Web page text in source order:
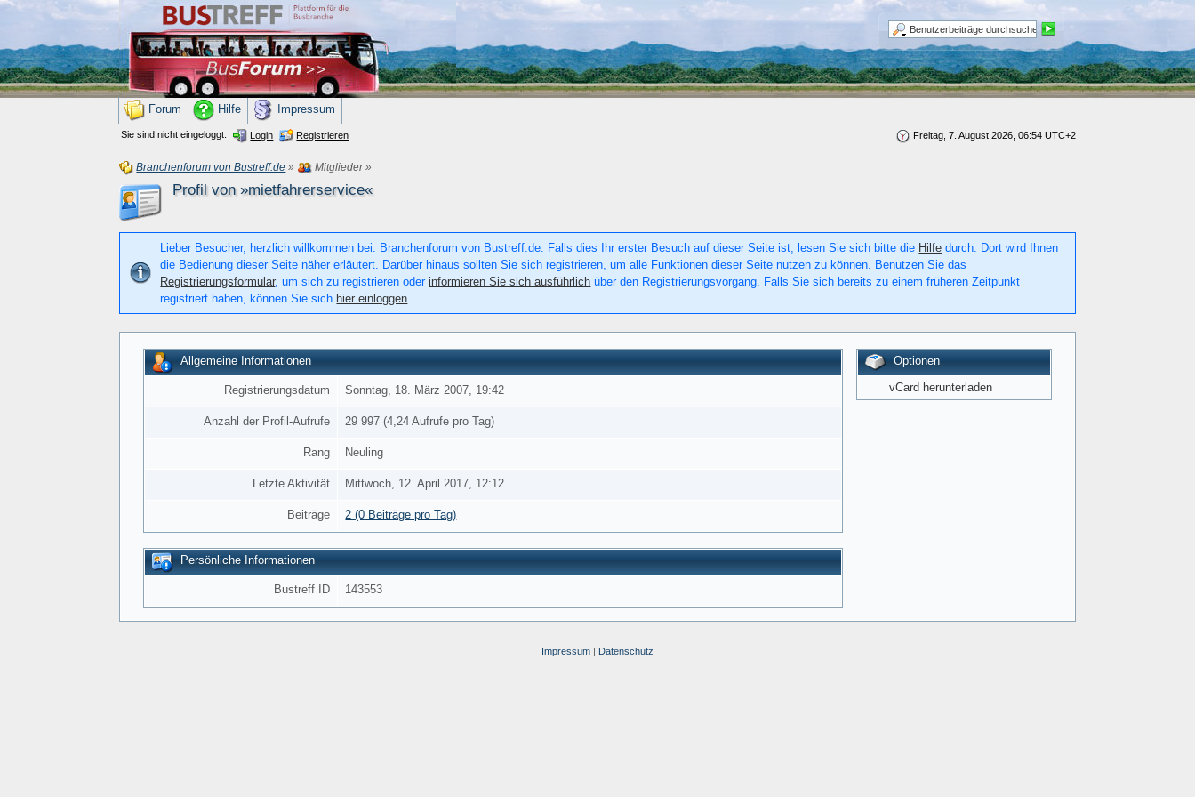
Forum Hilfe Impressum
Freitag, 7. August 2026, 06:54 UTC+2
Sie sind nicht eingeloggt. Login Registrieren
Branchenforum von Bustreff.de » Mitglieder»
Profil von »mietfahrerservice«
Lieber Besucher, herzlich willkommen bei: Branchenforum von Bustreff.de. Falls dies Ihr erster Besuch auf dieser Seite ist, lesen Sie sich bitte die Hilfe durch. Dort wird Ihnen
die Bedienung dieser Seite näher erläutert. Darüber hinaus sollten Sie sich registrieren, um alle Funktionen dieser Seite nutzen zu können. Benutzen Sie das
Registrierungsformular, um sich zu registrieren oderinformieren Sie sich ausführlich über den Registrierungsvorgang. Falls Sie sich bereits zu einem früheren Zeitpunkt
registriert haben, können Sie sich hier einloggen.
Optionen
vCard herunterladen
Allgemeine Informationen
Registrierungsdatum Sonntag, 18. März 2007, 19:42
Anzahl der Profil-Aufrufe 29 997 (4,24 Aufrufe pro Tag)
Rang Neuling
Letzte Aktivität Mittwoch, 12. April 2017, 12:12
Beiträge 2 (0 Beiträge pro Tag)
Persönliche Informationen
Bustreff ID 143553
Impressum | Datenschutz